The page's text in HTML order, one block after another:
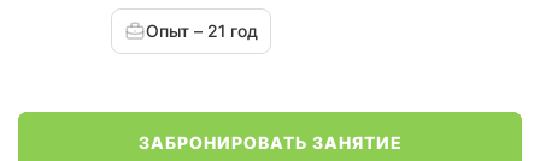
Опыт – 21 год
ЗАБРОНИРОВАТЬ ЗАНЯТИЕ